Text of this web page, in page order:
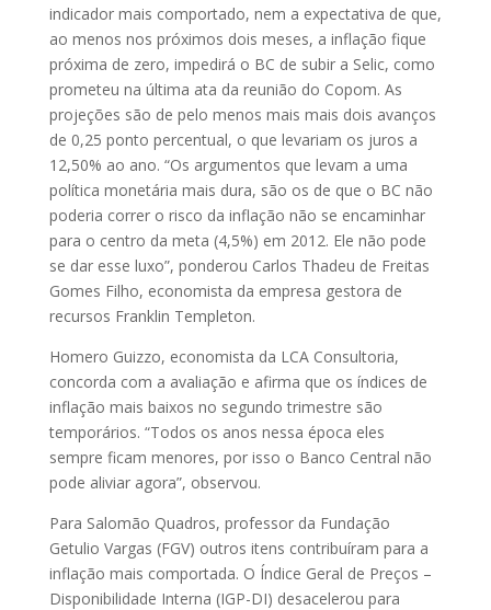
indicador mais comportado, nem a expectativa de que,
ao menos nos próximos dois meses, a inflação fique
próxima de zero, impedirá o BC de subir a Selic, como
prometeu na última ata da reunião do Copom. As
projeções são de pelo menos mais mais dois avanços
de 0,25 ponto percentual, o que levariam os juros a
12,50% ao ano. “Os argumentos que levam a uma
política monetária mais dura, são os de que o BC não
poderia correr o risco da inflação não se encaminhar
para o centro da meta (4,5%) em 2012. Ele não pode
se dar esse luxo”, ponderou Carlos Thadeu de Freitas
Gomes Filho, economista da empresa gestora de
recursos Franklin Templeton.
Homero Guizzo, economista da LCA Consultoria,
concorda com a avaliação e afirma que os índices de
inflação mais baixos no segundo trimestre são
temporários. “Todos os anos nessa época eles
sempre ficam menores, por isso o Banco Central não
pode aliviar agora”, observou.
Para Salomão Quadros, professor da Fundação
Getulio Vargas (FGV) outros itens contribuíram para a
inflação mais comportada. O Índice Geral de Preços –
Disponibilidade Interna (IGP-DI) desacelerou para